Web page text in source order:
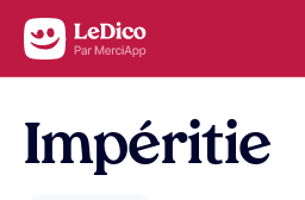
Aller au contenu
Impéritie